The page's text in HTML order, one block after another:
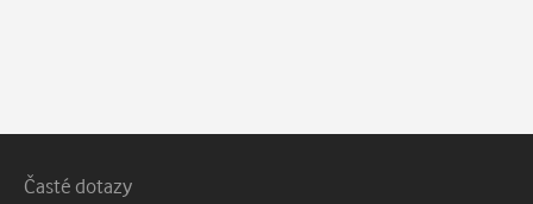
Patička webu
Vedlejší navigace
Časté dotazy